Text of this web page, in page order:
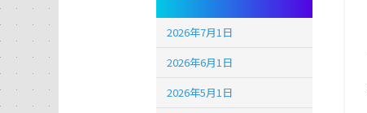
2026年7月1日
2026年6月1日
2026年5月1日